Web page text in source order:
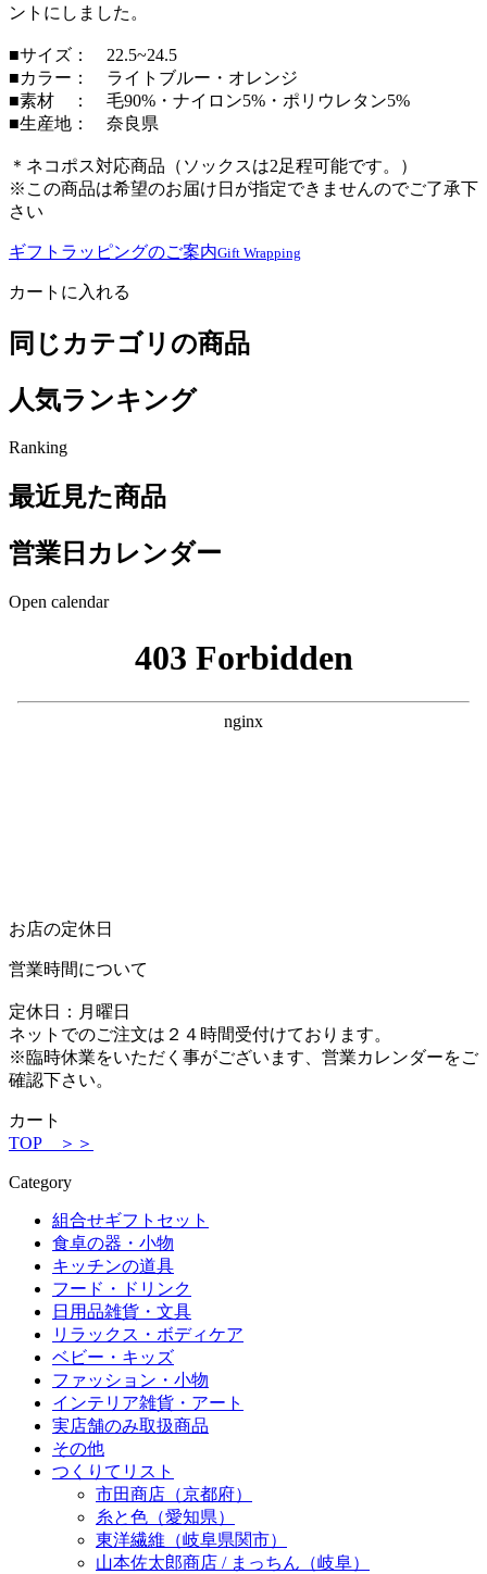
ントにしました。
■サイズ： 22.5~24.5
■カラー： ライトブルー・オレンジ
■素材 ： 毛90%・ナイロン5%・ポリウレタン5%
■生産地： 奈良県
＊ネコポス対応商品（ソックスは2足程可能です。）
※この商品は希望のお届け日が指定できませんのでご了承下
さい
ギフトラッピングのご案内Gift Wrapping
カートに入れる
同じカテゴリの商品
人気ランキング
Ranking
最近見た商品
営業日カレンダー
Open calendar
お店の定休日
営業時間について
定休日：月曜日
ネットでのご注文は２４時間受付けております。
※臨時休業をいただく事がございます、営業カレンダーをご
確認下さい。
カート
TOP ＞＞
Category
組合せギフトセット
食卓の器・小物
キッチンの道具
フード・ドリンク
日用品雑貨・文具
リラックス・ボディケア
ベビー・キッズ
ファッション・小物
インテリア雑貨・アート
実店舗のみ取扱商品
その他
つくりてリスト
市田商店（京都府）
糸と色（愛知県）
東洋繊維（岐阜県関市）
山本佐太郎商店 / まっちん（岐阜）